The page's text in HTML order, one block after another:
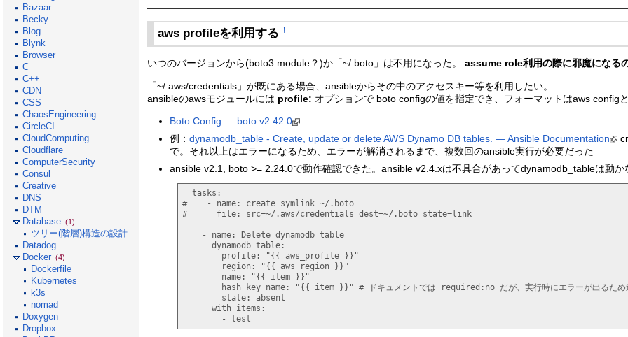
aws profileを利用する †
いつのバージョンから(boto3 module？)か「~/.boto」は不用になった。 assume role利用の際に邪魔になる
「~/.aws/credentials」が既にある場合、ansibleからその中のアクセスキー等を利用したい。
ansibleのawsモジュールには profile: オプションで boto configの値を指定でき、フォーマットはaws config
Boto Config — boto v2.42.0
例： dynamodb_table - Create, update or delete AWS Dynamo DB tables. — Ansible Documentation
で。それ以上はエラーになるため、エラーが解消されるまで、複数回のansible実行が必要だった
ansible v2.1, boto >= 2.24.0で動作確認できた。ansible v2.4.xは不具合があってdynamodb_tableは動か
  tasks
#    - name: create symlink ~/.boto
#      file: src=~/.aws/credentials dest=~/.boto state=link
    - name
:
Delete dynamodb table
      dynamodb_table
:
        profile
:
"{{ aws_profile }}"
        region
:
"{{ aws_region }}"
        name
:
"{{ item }}"
        hash_key_name
: "{{ item }}" # ドキュメントでは required:no だが、実行時にエラーが出るため
        state
: absent
      with_items
        - test
Bazaar
Becky
Blog
Blynk
Browser
C
C++
CDN
CSS
ChaosEngineering
CircleCI
CloudComputing
Cloudflare
ComputerSecurity
Consul
Creative
DNS
DTM
Database (1)
ツリー(階層)構造の設計
Datadog
Docker (4)
Dockerfile
Kubernetes
k3s
nomad
Doxygen
Dropbox